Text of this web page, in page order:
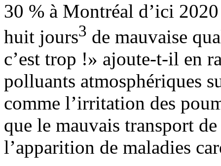
30 % à Montréal d’ici
huit jours3 de mauvaise
c’est trop !» ajoute-t-il en
polluants atmosphériques
comme l’irritation des
que le mauvais transport
l’apparition de maladies